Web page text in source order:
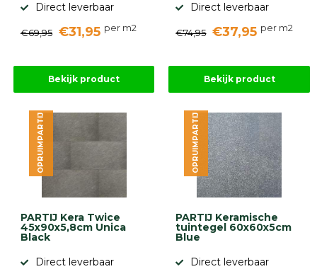
Direct leverbaar
€69,95 €31,95 per m2
Bekijk product
Direct leverbaar
€74,95 €37,95 per m2
Bekijk product
PARTIJ Kera Twice
45x90x5,8cm Unica
Black
Direct leverbaar
OPRUIMPARTIJ
PARTIJ Keramische
tuintegel 60x60x5cm
Blue
Direct leverbaar
OPRUIMPARTIJ